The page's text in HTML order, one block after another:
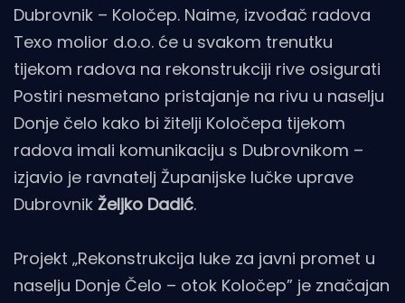
Dubrovnik – Koločep. Naime, izvođač radova
Texo molior d.o.o. će u svakom trenutku
tijekom radova na rekonstrukciji rive osigurati
Postiri nesmetano pristajanje na rivu u naselju
Donje čelo kako bi žitelji Koločepa tijekom
radova imali komunikaciju s Dubrovnikom –
izjavio je ravnatelj Županijske lučke uprave
Dubrovnik Željko Dadić.
Projekt „Rekonstrukcija luke za javni promet u
naselju Donje Čelo – otok Koločep” je značajan